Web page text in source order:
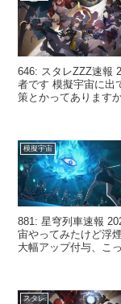
646: スタレZZZ速報
者です 模擬宇宙に出
策とかってあります
模擬宇宙
881: 星穹列車速報
宙やってみたけど浮
大幅アップ付与、こ
スタレ